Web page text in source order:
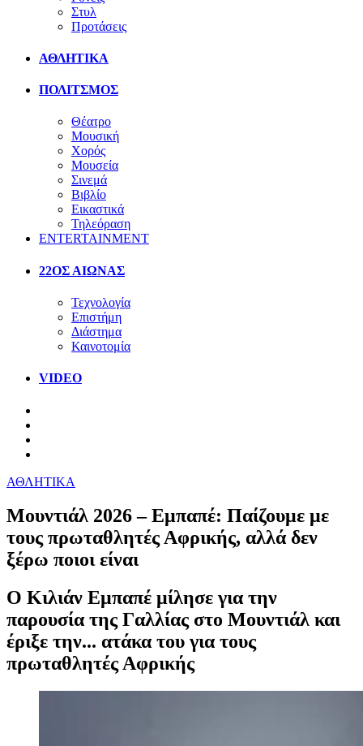
Στυλ
Προτάσεις
ΑΘΛΗΤΙΚΑ
ΠΟΛΙΤΣΜΟΣ
Θέατρο
Μουσική
Χορός
Μουσεία
Σινεμά
Βιβλίο
Εικαστικά
Τηλεόραση
ENTERTAINMENT
22ΟΣ ΑΙΩΝΑΣ
Τεχνολογία
Επιστήμη
Διάστημα
Καινοτομία
VIDEO
ΑΘΛΗΤΙΚΑ
Μουντιάλ 2026 – Εμπαπέ: Παίζουμε με
τους πρωταθλητές Αφρικής, αλλά δεν
ξέρω ποιοι είναι
Ο Κιλιάν Εμπαπέ μίλησε για την
παρουσία της Γαλλίας στο Μουντιάλ και
έριξε την... ατάκα του για τους
πρωταθλητές Αφρικής